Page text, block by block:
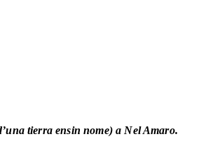
tierra ensin nome) a Nel Amaro.